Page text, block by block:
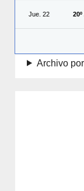
Jue. 22 20º
Archivo